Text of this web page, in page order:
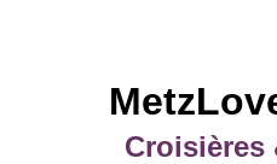
Croisières